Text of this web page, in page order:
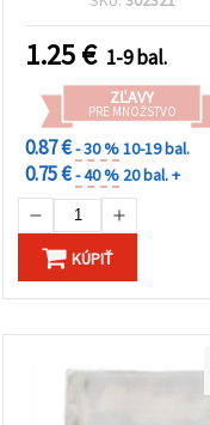
1.25€ 1-9 bal.
ZĽAVY
PRE MNOŽSTVO
0.87 €- 30 %10-19 bal.
0.75 €- 40 % 20 bal. +
KÚPIŤ